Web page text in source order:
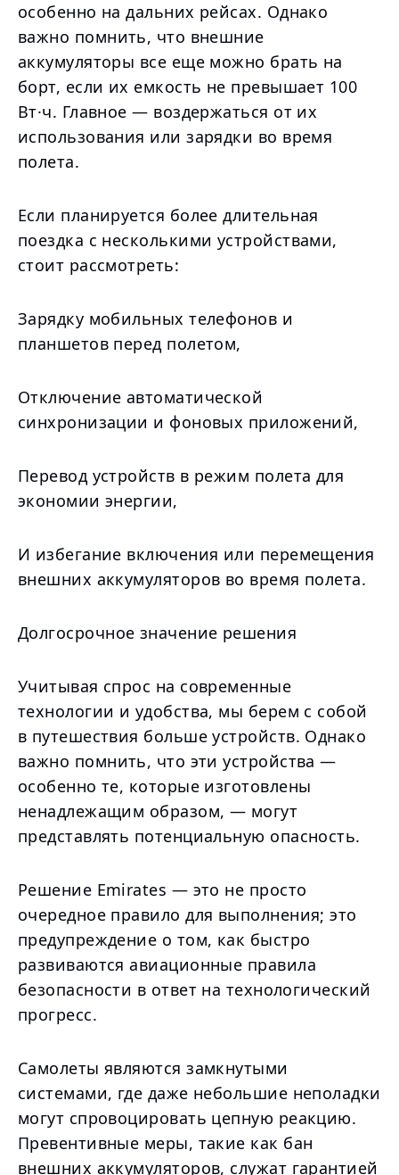
особенно на дальних рейсах. Однако
важно помнить, что внешние
аккумуляторы все еще можно брать на
борт, если их емкость не превышает 100
Вт·ч. Главное — воздержаться от их
использования или зарядки во время
полета.
Если планируется более длительная
поездка с несколькими устройствами,
стоит рассмотреть:
Зарядку мобильных телефонов и
планшетов перед полетом,
Отключение автоматической
синхронизации и фоновых приложений,
Перевод устройств в режим полета для
экономии энергии,
И избегание включения или перемещения
внешних аккумуляторов во время полета.
Долгосрочное значение решения
Учитывая спрос на современные
технологии и удобства, мы берем с собой
в путешествия больше устройств. Однако
важно помнить, что эти устройства —
особенно те, которые изготовлены
ненадлежащим образом, — могут
представлять потенциальную опасность.
Решение Emirates — это не просто
очередное правило для выполнения; это
предупреждение о том, как быстро
развиваются авиационные правила
безопасности в ответ на технологический
прогресс.
Самолеты являются замкнутыми
системами, где даже небольшие неполадки
могут спровоцировать цепную реакцию.
Превентивные меры, такие как бан
внешних аккумуляторов, служат гарантией